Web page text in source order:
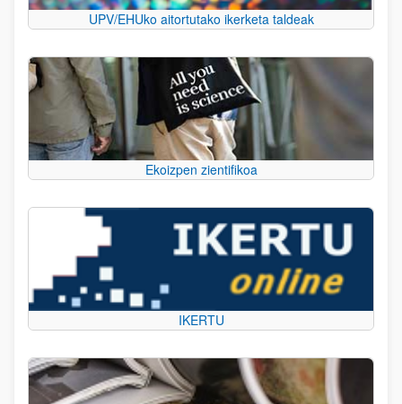
UPV/EHUko aitortutako ikerketa taldeak
Ekoizpen zientifikoa
IKERTU